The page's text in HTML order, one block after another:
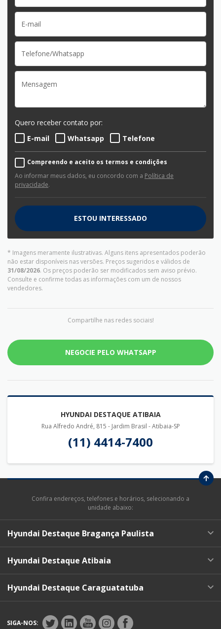
Quero receber contato por:
E-mail
Whatsapp Telefone
Compreendo e aceito os termos e condições
Ao informar meus dados, eu concordo com a Política de
privacidade.
ESTOU INTERESSADO
* Imagens meramente ilustrativas. Alguns itens apresentados poderão
não estar disponíveis nas versões. Preços sugeridos e válidos de
31/08/2026. Os preços poderão ser modificados sem aviso prévio.
Consulte e confirme todas as informações com um de nossos
vendedores.
Compartilhe nas redes sociais!
NEGOCIE PELO WHATSAPP
HYUNDAI DESTAQUE ATIBAIA
Rua Alfredo André, 815 - Jardim Brasil - Atibaia-SP
(11) 4414-7400
Confira endereços, telefones e horários, selecionando a
unidade abaixo:
Hyundai Destaque Bragança Paulista
Hyundai Destaque Atibaia
Hyundai Destaque Caraguatatuba
SIGA-NOS: